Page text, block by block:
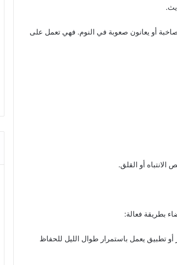
أو يعانون صعوبة في النوم. فهي تعمل على
أو القلق.
بطريقة فعالة:
تطبيق يعمل باستمرار طوال الليل للحفاظ